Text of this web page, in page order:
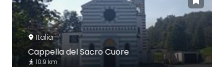
Italia
Cappella del Sacro Cuore
10.9 km